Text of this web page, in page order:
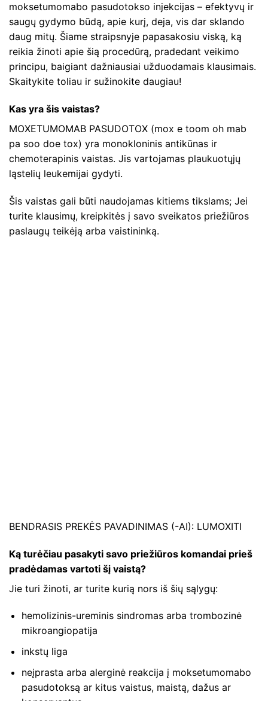
moksetumomabo pasudotokso injekcijas – efektyvų ir
saugų gydymo būdą, apie kurį, deja, vis dar sklando
daug mitų. Šiame straipsnyje papasakosiu viską, ką
reikia žinoti apie šią procedūrą, pradedant veikimo
principu, baigiant dažniausiai užduodamais klausimais.
Skaitykite toliau ir sužinokite daugiau!
Kas yra šis vaistas?
MOXETUMOMAB PASUDOTOX (mox e toom oh mab
pa soo doe tox) yra monokloninis antikūnas ir
chemoterapinis vaistas. Jis vartojamas plaukuotųjų
ląstelių leukemijai gydyti.
Šis vaistas gali būti naudojamas kitiems tikslams; Jei
turite klausimų, kreipkitės į savo sveikatos priežiūros
paslaugų teikėją arba vaistininką.
BENDRASIS PREKĖS PAVADINIMAS (-AI): LUMOXITI
Ką turėčiau pasakyti savo priežiūros komandai prieš
pradėdamas vartoti šį vaistą?
Jie turi žinoti, ar turite kurią nors iš šių sąlygų:
hemolizinis-ureminis sindromas arba trombozinė
mikroangiopatija
inkstų liga
neįprasta arba alerginė reakcija į moksetumomabo
pasudotoksą ar kitus vaistus, maistą, dažus ar